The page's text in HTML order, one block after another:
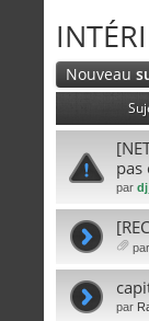
ci
s
Nouveau
pas
par
s
joi
par
par